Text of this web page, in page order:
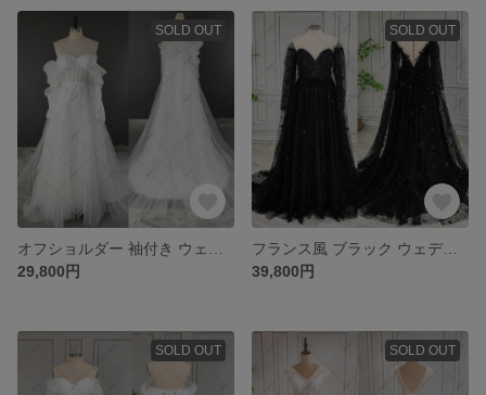
SOLD OUT
29,800円
SOLD OUT
39,800円
SOLD OUT SOLD OUT